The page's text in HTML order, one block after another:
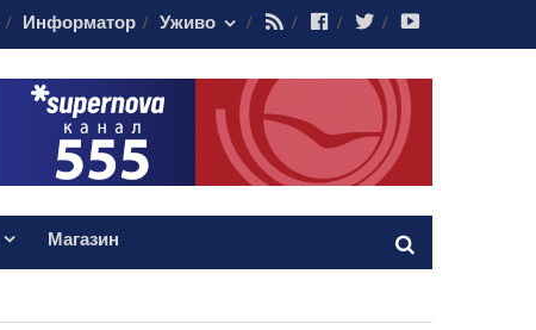
Информатор Уживо RSS FacebookTwitter
Магазин